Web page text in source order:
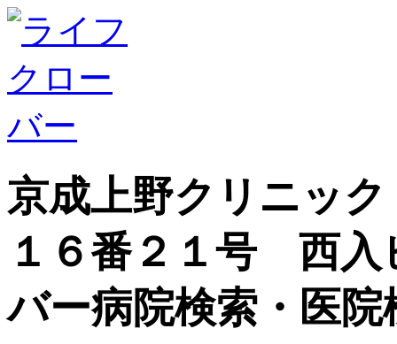
京成上野クリニッ
１６番２１号 西入
バー病院検索・医院